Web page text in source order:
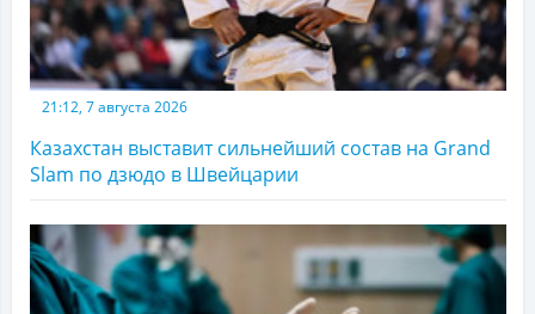
21:12, 7 августа 2026
Казахстан выставит сильнейший состав на Grand
Slam по дзюдо в Швейцарии